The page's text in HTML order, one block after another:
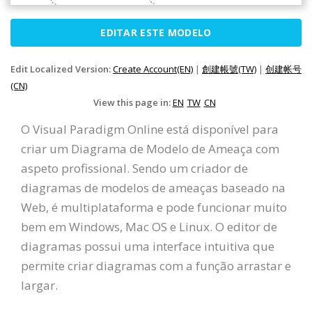
EDITAR ESTE MODELO
Edit Localized Version:Create Account(EN) | 創建帳號(TW) | 创建帐号
(CN)
View this page in:EN TW CN
O Visual Paradigm Online está disponível para
criar um Diagrama de Modelo de Ameaça com
aspeto profissional. Sendo um criador de
diagramas de modelos de ameaças baseado na
Web, é multiplataforma e pode funcionar muito
bem em Windows, Mac OS e Linux. O editor de
diagramas possui uma interface intuitiva que
permite criar diagramas com a função arrastar e
largar.